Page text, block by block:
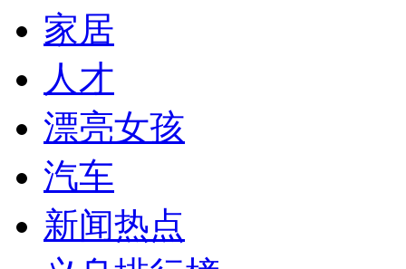
家居
人才
漂亮女孩
汽车
新闻热点